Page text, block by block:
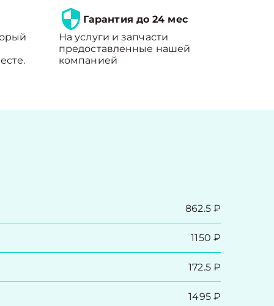
Гарантия до 24 мес
На услуги и запчасти
предоставленные нашей
компанией
862.5 ₽
1150 ₽
172.5 ₽
1495 ₽